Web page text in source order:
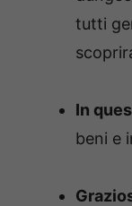
tutti
In
beni e